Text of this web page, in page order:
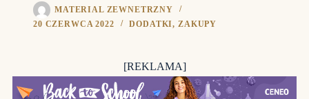
MATERIAL ZEWNETRZNY
20 CZERWCA 2022
DODATKI,ZAKUPY
[REKLAMA]